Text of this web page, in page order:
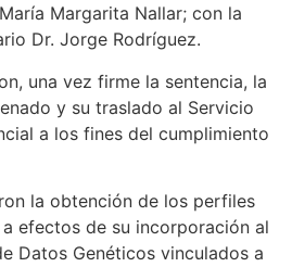
Margarita Nallar; con la
Dr. Jorge Rodríguez.
una vez firme la sentencia, la
y su traslado al Servicio
a los fines del cumplimiento
la obtención de los perfiles
efectos de su incorporación al
Datos Genéticos vinculados a